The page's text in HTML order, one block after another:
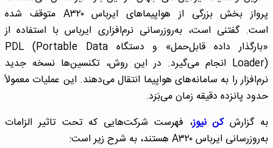
پرواز بخش بزرگی از هواپیماهای ایرباس A۳۲۰ متوقف شده
است. گفتنی است، به‌روزرسانی نرم‌افزاری ایرباس با استفاده از
«بارگذار داده قابل‌حمل» و دستگاه PDL (Portable Data
Loader) انجام می‌گیرد. در این روش، تکنسین‌ها نسخه جدید
نرم‌افزار را به سامانه‌های هواپیما انتقال می‌دهند. این عملیات معمولاً
حدود پانزده دقیقه زمان می‌بَرَد.
به گزارشکن نیوز، فهرست شرکت‌هایی که تحت تاثیر الزامات
به‌روزرسانی ایرباس A۳۲۰ هستند، به شرح زیر است: